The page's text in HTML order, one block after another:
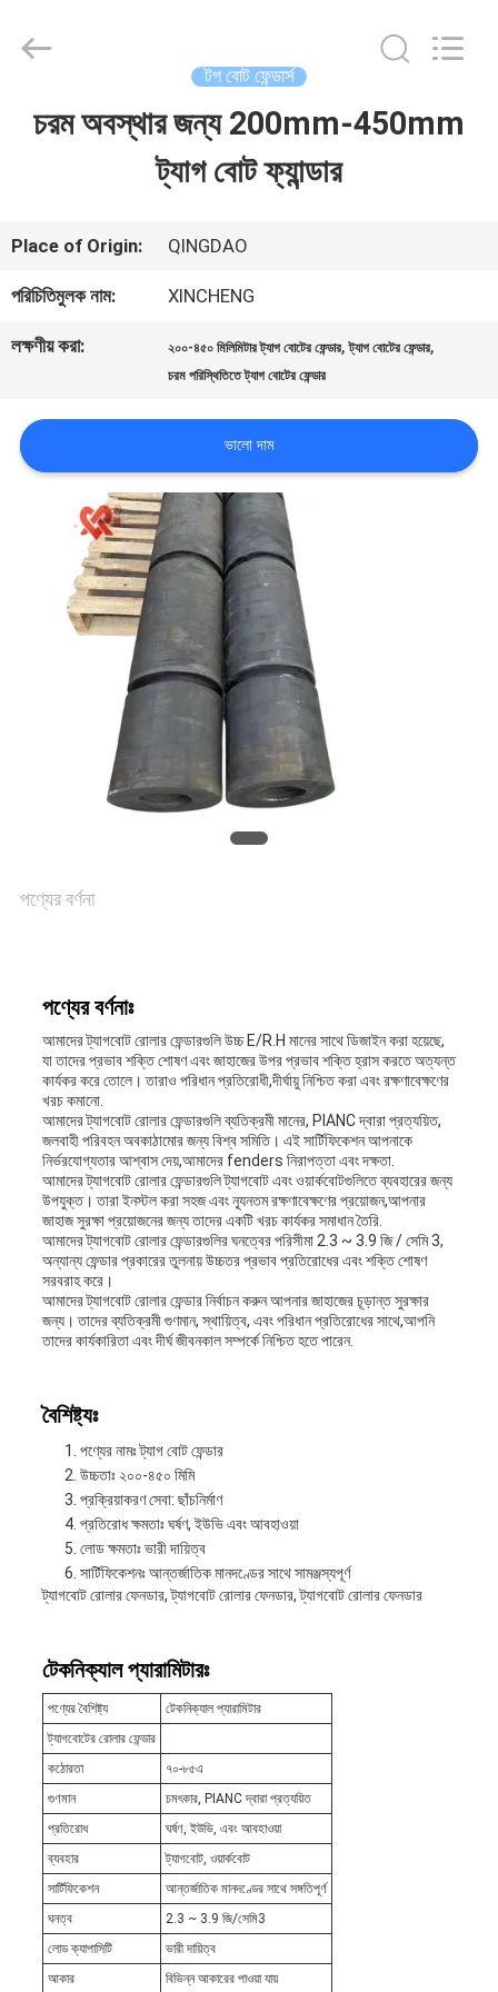
বাড়ি
VR
প্রদর্শন
আমাদের
সম্পর্কে
কারখানা
মামলা
সাইট
ম্যাপ
PRIVACY
POLICY
Rubber
Products
টগ বোট ফেন্ডার্স
চরম অবস্থার জন্য 200mm-450mm
ট্যাগ বোট ফ্যান্ডার
Place of Origin: QINGDAO
পরিচিতিমুলক নাম: XINCHENG
লক্ষণীয় করা: ২০০-৪৫০ মিলিমিটার ট্যাগ বোটের ফেন্ডার,ট্যাগ বোটের ফেন্ডার,
চরম পরিস্থিতিতে ট্যাগ বোটের ফেন্ডার
ভালো দাম
পণ্যের বর্ণনা
পণ্যের বর্ণনাঃ
আমাদের ট্যাগবোট রোলার ফেন্ডারগুলি উচ্চ E/R.H মানের সাথে ডিজাইন করা হয়েছে,
যা তাদের প্রভাব শক্তি শোষণ এবং জাহাজের উপর প্রভাব শক্তি হ্রাস করতে অত্যন্ত
কার্যকর করে তোলে। তারাও পরিধান প্রতিরোধী,দীর্ঘায়ু নিশ্চিত করা এবং রক্ষণাবেক্ষণের
খরচ কমানো.
আমাদের ট্যাগবোট রোলার ফেন্ডারগুলি ব্যতিক্রমী মানের, PIANC দ্বারা প্রত্যয়িত,
জলবাহী পরিবহন অবকাঠামোর জন্য বিশ্ব সমিতি। এই সার্টিফিকেশন আপনাকে
নির্ভরযোগ্যতার আশ্বাস দেয়,আমাদের fenders নিরাপত্তা এবং দক্ষতা.
আমাদের ট্যাগবোট রোলার ফেন্ডারগুলি ট্যাগবোট এবং ওয়ার্কবোটগুলিতে ব্যবহারের জন্য
উপযুক্ত। তারা ইনস্টল করা সহজ এবং ন্যূনতম রক্ষণাবেক্ষণের প্রয়োজন,আপনার
জাহাজ সুরক্ষা প্রয়োজনের জন্য তাদের একটি খরচ কার্যকর সমাধান তৈরি.
আমাদের ট্যাগবোট রোলার ফেন্ডারগুলির ঘনত্বের পরিসীমা 2.3 ~ 3.9 জি / সেমি 3,
অন্যান্য ফেন্ডার প্রকারের তুলনায় উচ্চতর প্রভাব প্রতিরোধের এবং শক্তি শোষণ
সরবরাহ করে।
আমাদের ট্যাগবোট রোলার ফেন্ডার নির্বাচন করুন আপনার জাহাজের চূড়ান্ত সুরক্ষার
জন্য। তাদের ব্যতিক্রমী গুণমান, স্থায়িত্ব, এবং পরিধান প্রতিরোধের সাথে,আপনি
তাদের কার্যকারিতা এবং দীর্ঘ জীবনকাল সম্পর্কে নিশ্চিত হতে পারেন.
বৈশিষ্ট্যঃ
পণ্যের নামঃ ট্যাগ বোট ফেন্ডার
উচ্চতাঃ ২০০-৪৫০ মিমি
প্রক্রিয়াকরণ সেবা: ছাঁচনির্মাণ
প্রতিরোধ ক্ষমতাঃ ঘর্ষণ, ইউভি এবং আবহাওয়া
লোড ক্ষমতাঃ ভারী দায়িত্ব
সার্টিফিকেশনঃ আন্তর্জাতিক মানদণ্ডের সাথে সামঞ্জস্যপূর্ণ
ট্যাগবোট রোলার ফেনডার, ট্যাগবোট রোলার ফেনডার, ট্যাগবোট রোলার ফেনডার
টেকনিক্যাল প্যারামিটারঃ
পণ্যের বৈশিষ্ট্য
টেকনিক্যাল প্যারামিটার
ট্যাগবোটের রোলার ফেন্ডার
কঠোরতা
৭০-৮৫এ
গুণমান
চমৎকার, PIANC দ্বারা প্রত্যয়িত
প্রতিরোধ
ঘর্ষণ, ইউভি, এবং আবহাওয়া
ব্যবহার
ট্যাগবোট, ওয়ার্কবোট
সার্টিফিকেশন
আন্তর্জাতিক মানদণ্ডের সাথে সঙ্গতিপূর্ণ
ঘনত্ব
2.3 ~ 3.9 জি/সেমি3
লোড ক্যাপাসিটি
ভারী দায়িত্ব
আকার
বিভিন্ন আকারের পাওয়া যায়